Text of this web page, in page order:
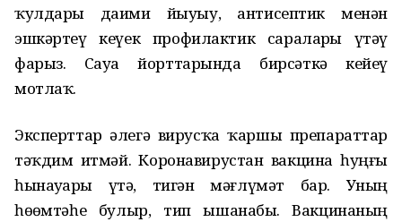
ҡулдарҙы даими йыуыу, антисептик менән
эшкәртеү кеүек профилактик сараларҙы үтәү
фарыз. Сауҙа йорттарында бирсәткә кейеү
мотлаҡ.
Эксперттар әлегә вирусҡа ҡаршы препараттар
тәҡдим итмәй. Коронавирустан вакцина һуңғы
һынауҙарҙы үтә, тигән мәғлүмәт бар. Уның
һөҙөмтәһе булыр, тип ышанабыҙ. Вакцинаның